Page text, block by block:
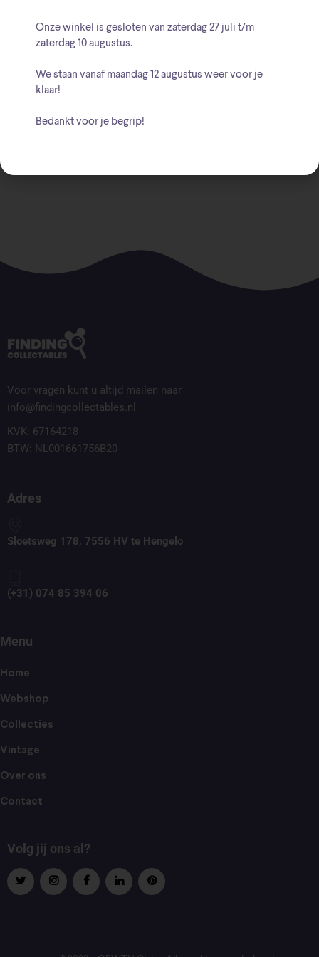
feed me after
midnight!
Voor vragen kunt u altijd mailen naar
info@findingcollectables.nl
KVK: 67164218
BTW: NL001661756B20
Adres
Sloetsweg 178, 7556 HV te Hengelo
(+31) 074 85 394 06
Menu
Home
Webshop
Collecties
Vintage
Over ons
Contact
Volg jij ons al?
Onze winkel is gesloten van zaterdag27 juli t/m
zaterdag 10 augustus.
We staan vanaf maandag 12 augustus weer voor je
klaar!
Bedankt voor je begrip!